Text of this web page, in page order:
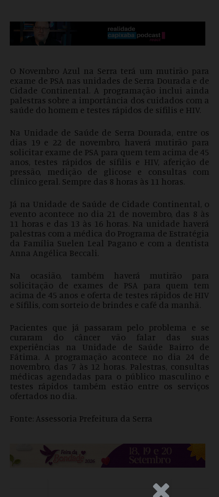
O Novembro Azul na Serra terá um mutirão para
exame de PSA nas unidades de Serra Dourada e de
Cidade Continental. A programação inclui ainda
palestras sobre a importância dos cuidados com a
saúde do homem e testes rápidos de sífilis e HIV.
Na Unidade de Saúde de Serra Dourada, entre os
dias 19 e 22 de novembro, haverá mutirão para
solicitar exame de PSA para quem tem acima de 45
anos, testes rápidos de sífilis e HIV, aferição de
pressão, medição de glicose e consultas com
clínico geral. Sempre das 8 horas às 11 horas.
Já na Unidade de Saúde de Cidade Continental, o
evento acontece no dia 21 de novembro, das 8 às
11 horas e das 13 às 16 horas. Na unidade haverá
palestras com a médica do Programa de Estratégia
da Família Suelen Leal Pagano e com a dentista
Anna Angélica Beccali.
Na ocasião, também haverá mutirão para
solicitação de exames de PSA para quem tem
acima de 45 anos e oferta de testes rápidos de HIV
e Sífilis, com sorteio de brindes e café da manhã.
Pacientes que já passaram pelo problema e se
curaram do câncer vão falar das suas
experiências na Unidade de Saúde Bairro de
Fátima. A programação acontece no dia 24 de
novembro, das 7 às 12 horas. Palestras, consultas
médicas agendadas para o público masculino e
testes rápidos também estão entre os serviços
ofertados no dia.
Fonte: Assessoria Prefeitura da Serra